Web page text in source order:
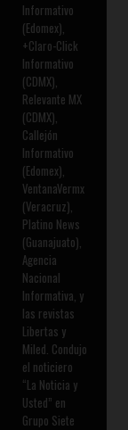
Informativo
(Edomex),
+Claro-Click
Informativo
(CDMX),
Relevante MX
(CDMX),
Callejón
Informativo
(Edomex),
VentanaVermx
(Veracruz),
Platino News
(Guanajuato),
Agencia
Nacional
Informativa, y
las revistas
Libertas y
Miled. Condujo
el noticiero
“La Noticia y
Usted” en
Grupo Siete